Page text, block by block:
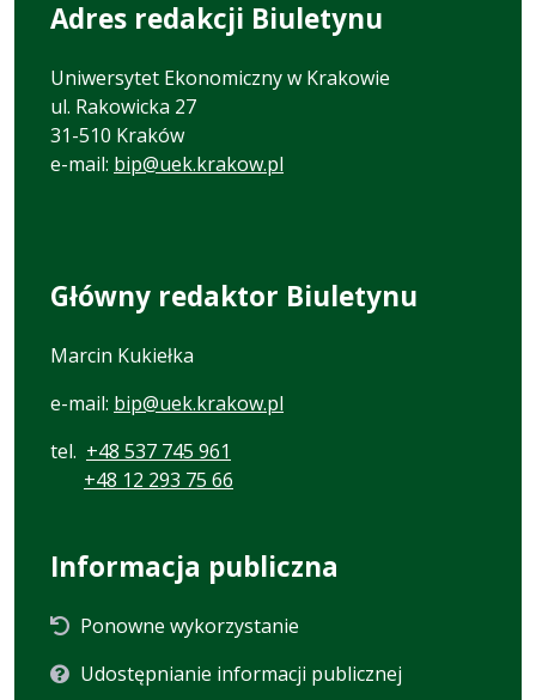
Adres redakcji Biuletynu
Uniwersytet Ekonomiczny w Krakowie
ul. Rakowicka 27
31-510 Kraków
e-mail: bip@uek.krakow.pl
Główny redaktor Biuletynu
Marcin Kukiełka
e-mail: bip@uek.krakow.pl
tel. +48 537 745 961
+48 12 293 75 66
Informacja publiczna
Ponowne wykorzystanie
Udostępnianie informacji publicznej